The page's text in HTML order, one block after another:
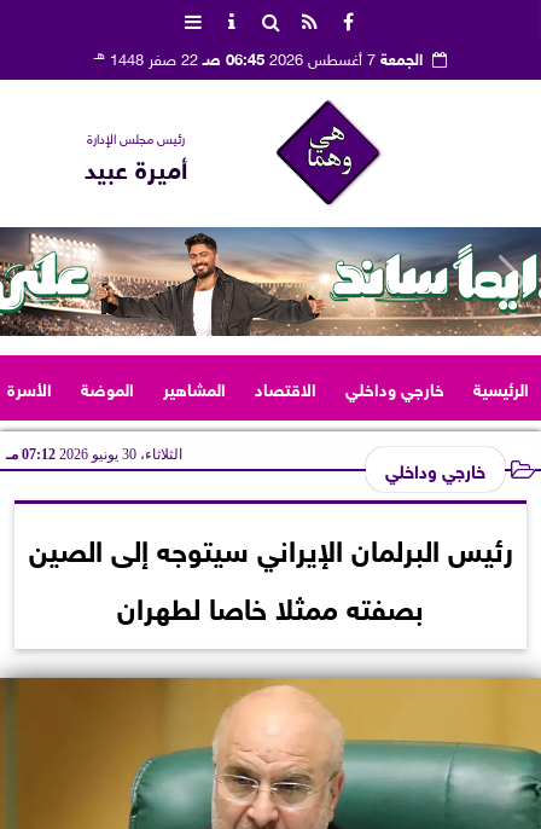
الجمعة 06:45 صـ 22 صفر 1448 هـ
رئيس مجلس الإدارة
أميرة عبيد
الرئيسية خارجي وداخلي الاقتصاد المشاهير الموضة الأسرة
خارجي وداخلي الثلاثاء، 30 يونيو 2026 07:12 مـ
رئيس البرلمان الإيراني سيتوجه إلى الصين
بصفته ممثلا خاصا لطهران